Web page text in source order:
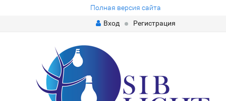
Полная версия сайта
Вход
Регистрация